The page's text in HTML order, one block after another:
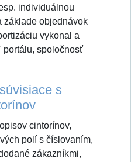
individuálnou
základe objednávok
vykonal a
portálu, spoločnosť
s
cintorínov,
polí s číslovaním,
zákazníkmi,